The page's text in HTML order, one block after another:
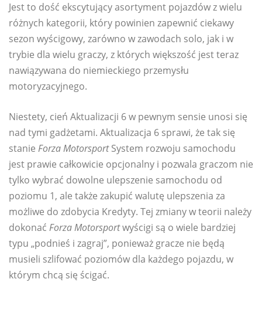
Jest to dość ekscytujący asortyment pojazdów z wielu
różnych kategorii, który powinien zapewnić ciekawy
sezon wyścigowy, zarówno w zawodach solo, jak i w
trybie dla wielu graczy, z których większość jest teraz
nawiązywana do niemieckiego przemysłu
motoryzacyjnego.
Niestety, cień Aktualizacji 6 w pewnym sensie unosi się
nad tymi gadżetami. Aktualizacja 6 sprawi, że tak się
stanie Forza MotorsportSystem rozwoju samochodu
jest prawie całkowicie opcjonalny i pozwala graczom nie
tylko wybrać dowolne ulepszenie samochodu od
poziomu 1, ale także zakupić walutę ulepszenia za
możliwe do zdobycia Kredyty. Tej zmiany w teorii należy
dokonać Forza Motorsportwyścigi są o wiele bardziej
typu „podnieś i zagraj”, ponieważ gracze nie będą
musieli szlifować poziomów dla każdego pojazdu, w
którym chcą się ścigać.